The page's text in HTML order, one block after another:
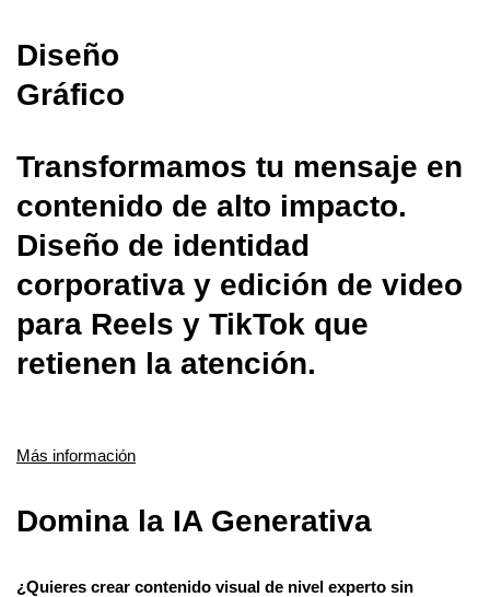
Diseño
Gráfico
Transformamos tu mensaje en
contenido de alto impacto.
Diseño de identidad
corporativa y edición de video
para Reels y TikTok que
retienen la atención.
Más información
Domina la IA Generativa
¿Quieres crear contenido visual de nivel experto sin